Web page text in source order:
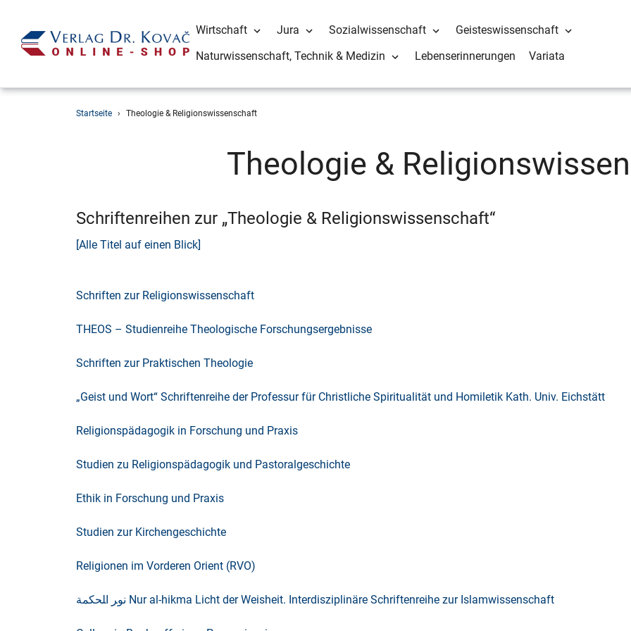
Wirtschaft Jura Sozialwissenschaft
Geisteswissenschaft
Naturwissenschaft, Technik & Medizin
Lebenserinnerungen Variata
Startseite › Theologie & Religionswissenschaft
Theologie &
Schriftenreihen zur „Theologie & Religionswissenschaft“
[Alle Titel auf einen Blick]
Schriften zur Religionswissenschaft
THEOS – Studienreihe Theologische Forschungsergebnisse
Schriften zur Praktischen Theologie
„Geist und Wort“ Schriftenreihe der Professur für Christliche Spiritualität und Homiletik Kath. Univ. Eichstätt
Religionspädagogik in Forschung und Praxis
Studien zu Religionspädagogik und Pastoralgeschichte
Ethik in Forschung und Praxis
Studien zur Kirchengeschichte
Religionen im Vorderen Orient (RVO)
ﻧﻮﺮ ﺍﻠﺤﻜﻤﺔ Nur al-hikma Licht der Weisheit. Interdisziplinäre Schriftenreihe zur Islamwissenschaft